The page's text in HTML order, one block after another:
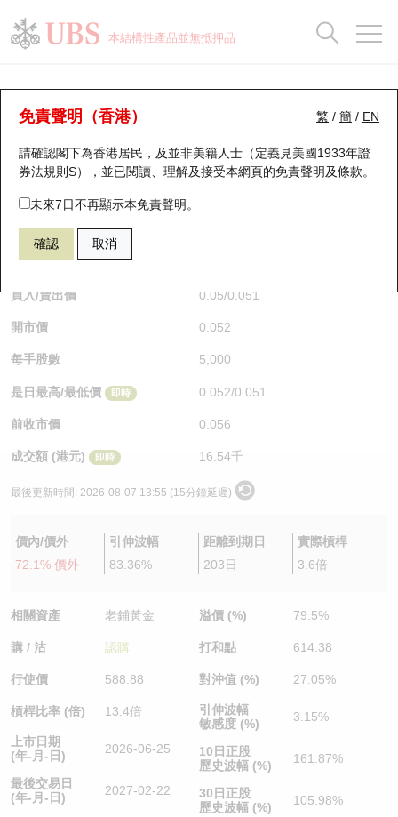
本結構性產品並無抵押品
繁 / 簡 / EN
免責聲明（香港）
請確認閣下為香港居民，及並非美籍人士（定義見美國1933年證
券法規則S），並已閱讀、理解及接受本網頁的免責聲明及條款。
未來7日不再顯示本免責聲明。
確認 取消
認股證分析儀
表現 街貨統計 比較
14153 瑞銀認購 6181 老鋪黃金
$0.051 0.005
買入/賣出價 0.05/0.051
開市價 0.052
每手股數 5,000
是日最高/最低價 即時 0.052/0.051
前收市價 0.056
成交額 (港元) 即時 16.54千
最後更新時間: 2026-08-07 13:55 (15分鐘延遲)
價內/價外
72.1% 價外
引伸波幅
83.36%
距離到期日
203日
實際槓桿
3.6倍
相關資產 老鋪黃金
購 / 沽 認購
行使價 588.88
槓桿比率 (倍) 13.4倍
上市日期
(年-月-日)
2026-06-25
最後交易日
(年-月-日)
2027-02-22
溢價 (%) 79.5%
打和點 614.38
對沖值 (%) 27.05%
引伸波幅
敏感度 (%)
3.15%
10日正股
歷史波幅 (%)
161.87%
30日正股
歷史波幅 (%)
105.98%
瑞銀認股證一覽
新發行瑞銀認股證
即將到期認股證
認股證到期結算價查詢
認股證分析儀
認股證速算機
認股證/牛熊證日誌
認股證文件及公告
街貨統計
比較
牛熊全景快搜
牛熊證搜尋
牛熊證街貨分佈圖
正股牛熊證列表
新發行瑞銀牛熊證
已收回牛熊證剩餘價值
牛熊證到期結算價查詢
牛熊證分析儀
街貨統計
比較
十大升幅/跌幅
十大認股證成交分佈
十天股證佔大市成交
資金流
街貨統計
三十大平均引伸波幅
正股分析儀
二十大活躍股份
恒指成份股
國指成份股
科指成份股
相關資產沽空
中資ETFs溢價比較
AH 股價對照
持股比重
顯示所有持股比重
每月輪證大市專題
輪證專欄
講座及教育短片
認股證投資者教育
牛熊證投資者教育
認股證牛熊證常問問題